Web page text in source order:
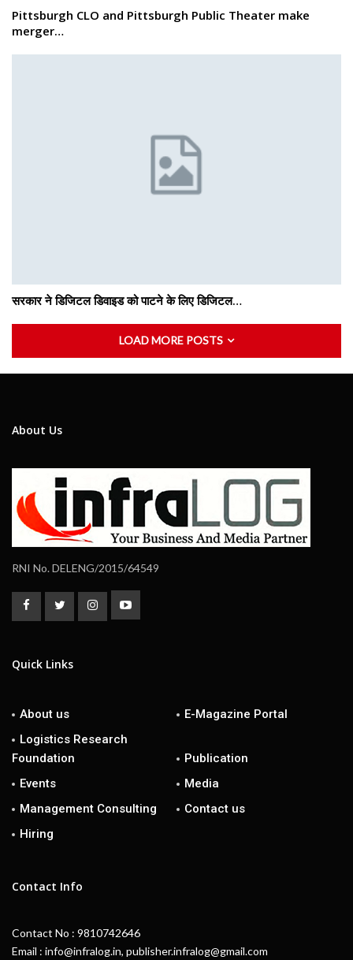
Pittsburgh CLO and Pittsburgh Public Theater make
merger…
सरकार ने डिजिटल डिवाइड को पाटने के लिए डिजिटल…
LOAD MORE POSTS
About Us
RNI No. DELENG/2015/64549
Quick Links
About us
E-Magazine Portal
Logistics Research
Foundation
Publication
Events
Media
Management Consulting
Contact us
Hiring
Contact Info
Contact No : 9810742646
Email : info@infralog.in, publisher.infralog@gmail.com